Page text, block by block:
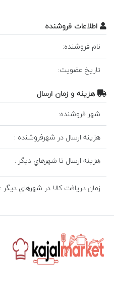
اطلاعات فروشنده
نام فروشنده:
تاريخ عضويت:
هزينه و زمان ارسال
شهر فروشنده:
هزينه ارسال در شهرفروشنده :
هزينه ارسال تا شهرهاي ديگر :
زمان دريافت کالا در شهرهاي ديگر :